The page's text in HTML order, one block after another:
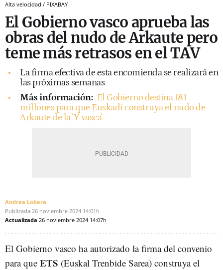
Alta velocidad / PIXABAY
El Gobierno vasco aprueba las
obras del nudo de Arkaute pero
teme más retrasos en el TAV
La firma efectiva de esta encomienda se realizará en
las próximas semanas
Más información: El Gobierno destina 181
millones para que Euskadi construya el nudo de
Arkaute de la 'Y vasca'
Andrea Lobera
Publicada 26 noviembre 2024 14:01h
Actualizada 26 noviembre 2024 14:07h
El Gobierno vasco ha autorizado la firma del convenio
para que ETS (Euskal Trenbide Sarea) construya el